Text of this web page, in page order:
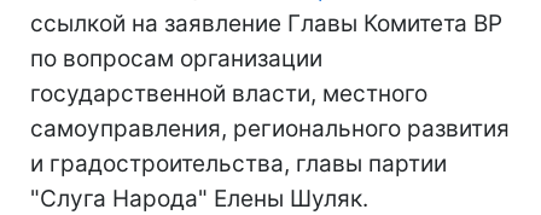
ссылкой на заявление Главы Комитета ВР
по вопросам организации
государственной власти, местного
самоуправления, регионального развития
и градостроительства, главы партии
"Слуга Народа" Елены Шуляк.